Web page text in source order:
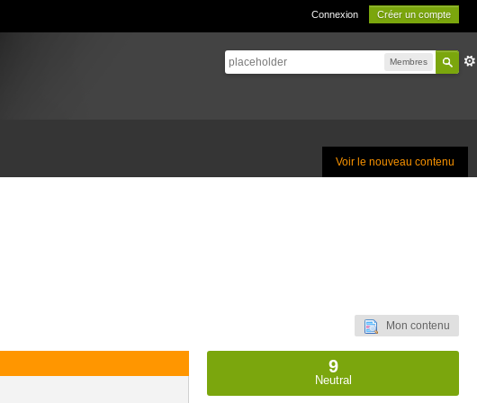
Connexion Créer un compte
Membres
Voir le nouveau contenu
Mon contenu
9
Neutral